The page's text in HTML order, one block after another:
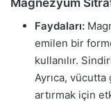
Magnezyum
Faydaları:
emilen bir
kullanılır.
Ayrıca,
artırmak için